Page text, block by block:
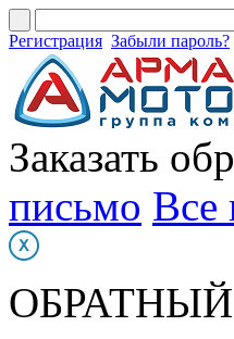
Регистрация Забыли пароль?
Заказать
письмо Все